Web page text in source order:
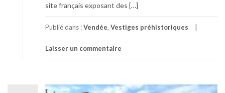
site français exposant des […]
Publié dans :Vendée, Vestiges préhistoriques
Laisser un commentaire